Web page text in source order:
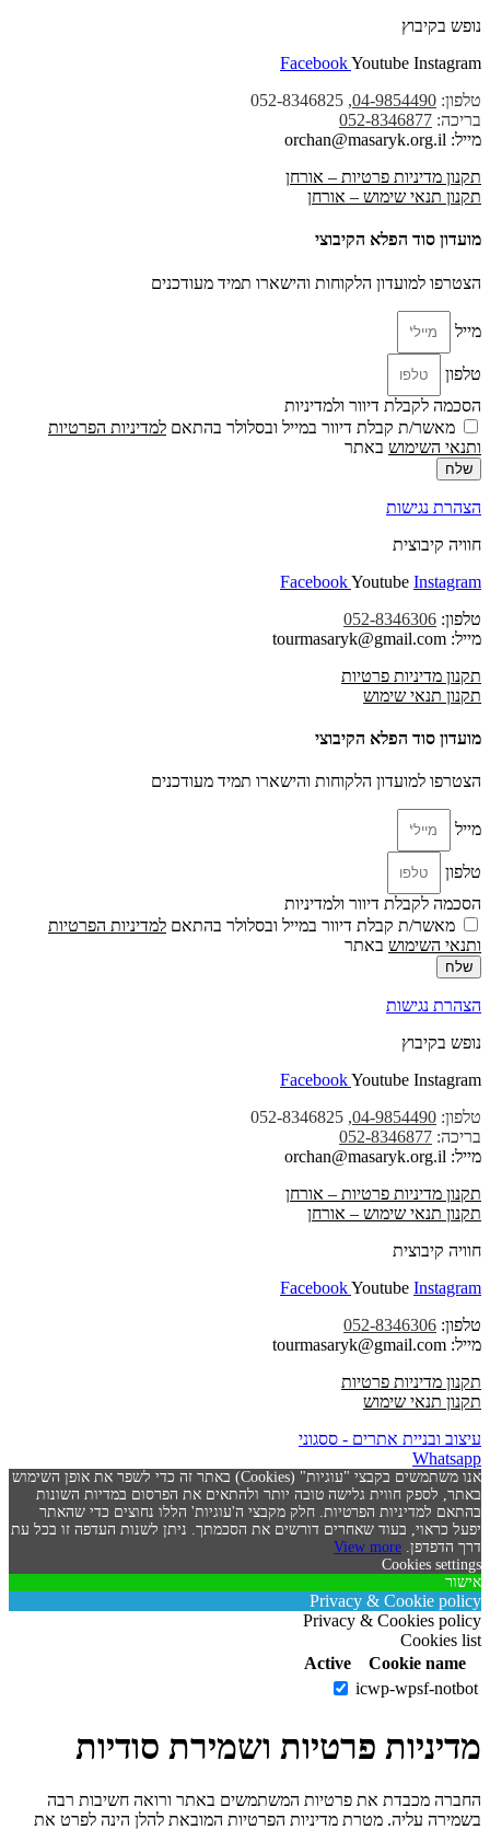
נופש בקיבוץ
FacebookYoutube Instagram
טלפון: 04-9854490
, 052-8346825
בריכה: 052-8346877
מייל: orchan@masaryk.org.il
תקנון מדיניות פרטיות – אורחן
תקנון תנאי שימוש – אורחן
מועדון סוד הפלא הקיבוצי
הצטרפו למועדון הלקוחות והישארו תמיד מעודכנים
מייל
טלפון
הסכמה לקבלת דיוור ולמדיניות
מאשר/ת קבלת דיוור במייל ובסלולר בהתאם למדיניות הפרטיות
ותנאי השימוש באתר
שלח
הצהרת נגישות
חוויה קיבוצית
FacebookYoutube Instagram
טלפון: 052-8346306
מייל: tourmasaryk@gmail.com
תקנון מדיניות פרטיות
תקנון תנאי שימוש
מועדון סוד הפלא הקיבוצי
הצטרפו למועדון הלקוחות והישארו תמיד מעודכנים
מייל
טלפון
הסכמה לקבלת דיוור ולמדיניות
מאשר/ת קבלת דיוור במייל ובסלולר בהתאם למדיניות הפרטיות
ותנאי השימוש באתר
שלח
הצהרת נגישות
נופש בקיבוץ
FacebookYoutube Instagram
טלפון: 04-9854490
, 052-8346825
בריכה: 052-8346877
מייל: orchan@masaryk.org.il
תקנון מדיניות פרטיות – אורחן
תקנון תנאי שימוש – אורחן
חוויה קיבוצית
FacebookYoutube Instagram
טלפון: 052-8346306
מייל: tourmasaryk@gmail.com
תקנון מדיניות פרטיות
תקנון תנאי שימוש
עיצוב ובניית אתרים - ססגוני
Whatsapp
אנו משתמשים בקבצי "עוגיות" (Cookies) באתר זה כדי לשפר את אופן השימוש
באתר, לספק חווית גלישה טובה יותר ולהתאים את הפרסום במדיות השונות
בהתאם למדיניות הפרטיות. חלק מקבצי ה'עוגיות' הללו נחוצים כדי שהאתר
יפעל כראוי, בעוד שאחרים דורשים את הסכמתך. ניתן לשנות העדפה זו בכל עת
דרך הדפדפן. View more
Cookies settings
אישור
Privacy & Cookie policy
Privacy & Cookies policy
Cookies list
Cookie name
Active
icwp-wpsf-notbot
מדיניות פרטיות ושמירת סודיות
החברה מכבדת את פרטיות המשתמשים באתר ורואה חשיבות רבה
בשמירה עליה. מטרת מדיניות הפרטיות המובאת להלן הינה לפרט את